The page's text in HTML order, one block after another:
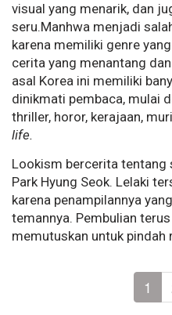
visual yang menarik, dan
seru.Manhwa menjadi
karena memiliki genre
cerita yang menantang
asal Korea ini memiliki
dinikmati pembaca, mulai
thriller, horor, kerajaan,
life.
Lookism bercerita tentang
Park Hyung Seok. Lelaki
karena penampilannya
temannya. Pembulian
memutuskan untuk pindah
1